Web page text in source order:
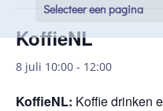
Selecteer een pagina
KoffieNL
8 juli 10:00 - 12:00
KoffieNL: Koffie drinken